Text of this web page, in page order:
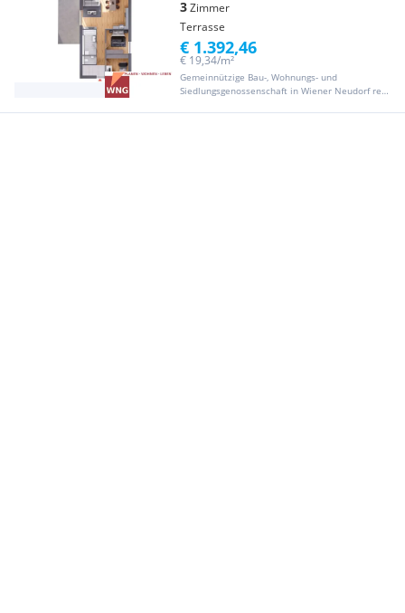
3Zimmer
Terrasse
Gemeinnützige Bau-, Wohnungs- und
Siedlungsgenossenschaft in Wiener Neudorf reg.
€ 19,34/m²
€ 1.392,46